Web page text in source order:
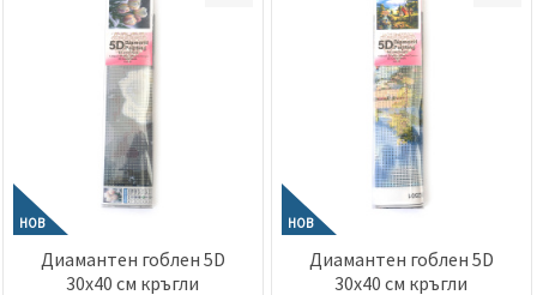
НОВ
Диамантен гоблен 5D
30x40 см кръгли
НОВ
Диамантен гоблен 5D
30x40 см кръгли